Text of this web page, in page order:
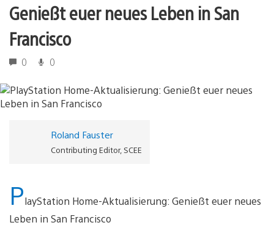
Genießt euer neues Leben in San
Francisco
0 0
Roland Fauster
Contributing Editor, SCEE
PlayStation Home-Aktualisierung: Genießt euer neues
Leben in San Francisco